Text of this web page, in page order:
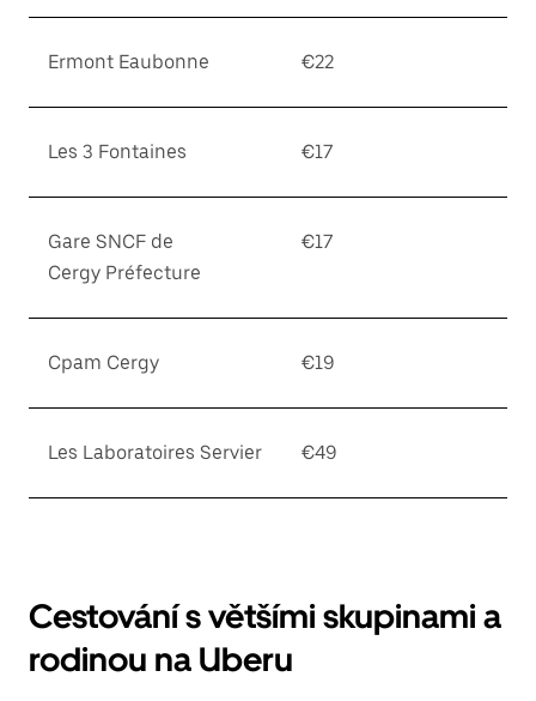
Ermont Eaubonne €22
Les 3 Fontaines €17
Gare SNCF de
Cergy Préfecture
€17
Cpam Cergy €19
Les Laboratoires Servier €49
Cestování s většími skupinami a
rodinou na Uberu